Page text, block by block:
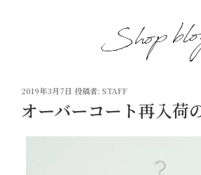
投
日:
2019年3月7日 投稿者: STAFF
オーバーコート再入荷